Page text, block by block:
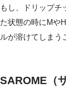
もし、ドリップチ
た状態の時にMや
ルが溶けてしまう
SAROME（